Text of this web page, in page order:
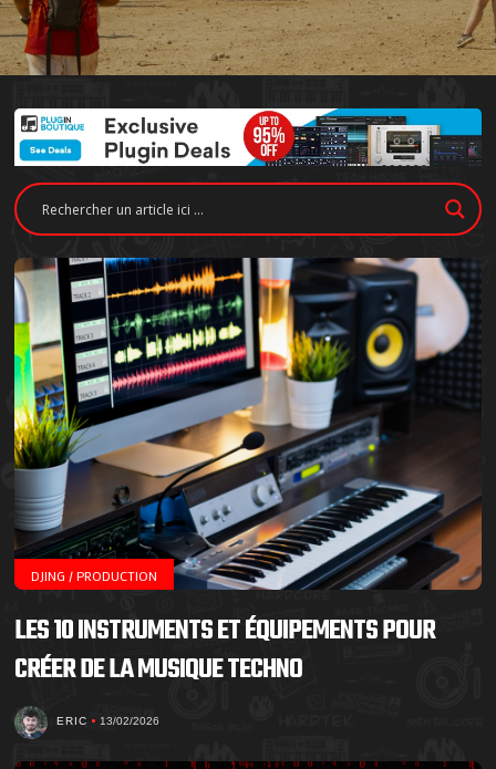
DJING / PRODUCTION
LES 10 INSTRUMENTS ET ÉQUIPEMENTS POUR
CRÉER DE LA MUSIQUE TECHNO
ERIC 13/02/2026